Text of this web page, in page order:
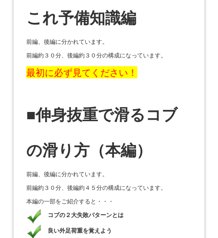
これ予備知識編
前編、後編に分かれています。
前編約３０分、後編約３０分の構成になっています。
最初に必ず見てください！
■伸身抜重で滑るコブ
の滑り方（本編）
前編、後編に分かれています。
前編約３０分、後編約４５分の構成になっています。
本編の一部をご紹介すると・・・
コブの２大失敗パターンとは
良い外足荷重を覚えよう